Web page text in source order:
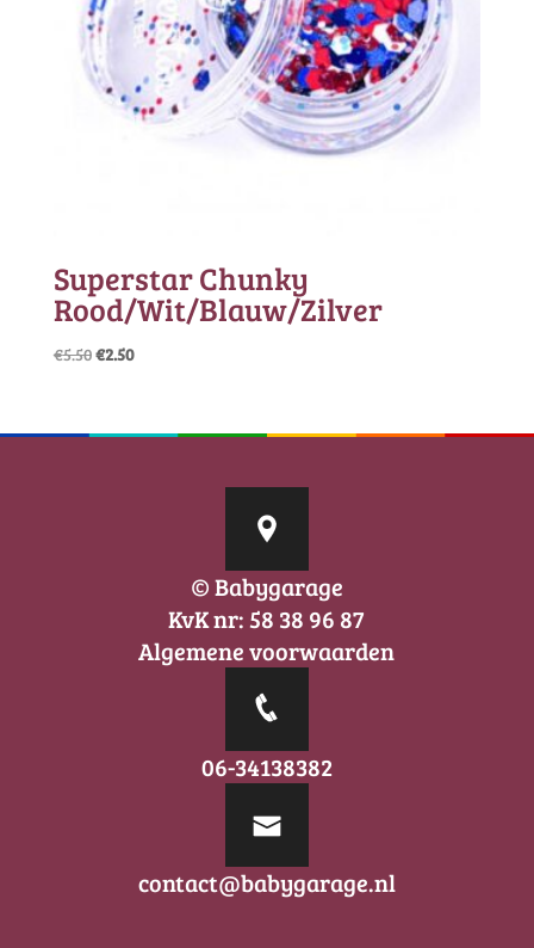
Superstar Chunky
Rood/Wit/Blauw/Zilver
€5.50Oorspronkelijke
€5.50.
€2.50Huidige
€2.50.
© Babygarage
KvK nr: 58 38 96 87
Algemene voorwaarden
06-34138382
contact@babygarage.nl